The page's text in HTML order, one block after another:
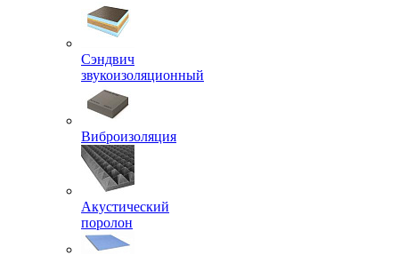
Сэндвич
звукоизоляционный
Виброизоляция
Акустический
поролон